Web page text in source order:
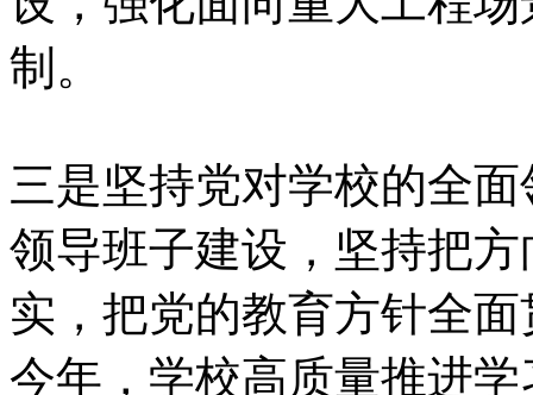
制。
三是坚持党对学校的全
领导班子建设，坚持把
实，把党的教育方针全
今年，学校高质量推进